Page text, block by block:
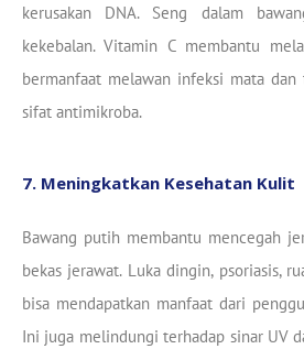
kerusakan DNA. Seng dalam
kekebalan. Vitamin C membantu
bermanfaat melawan infeksi mata
sifat antimikroba.
7. Meningkatkan Kesehatan Kulit
Bawang putih membantu mencegah
bekas jerawat. Luka dingin, psoriasis,
bisa mendapatkan manfaat dari
Ini juga melindungi terhadap sinar UV